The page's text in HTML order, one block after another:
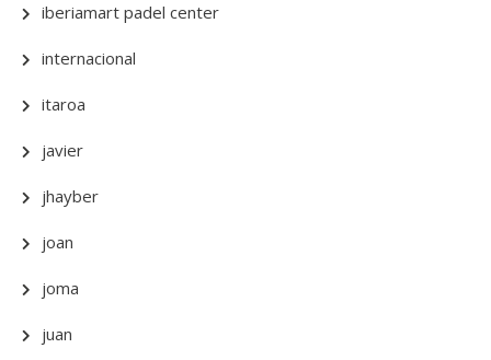
iberiamart padel center
internacional
itaroa
javier
jhayber
joan
joma
juan